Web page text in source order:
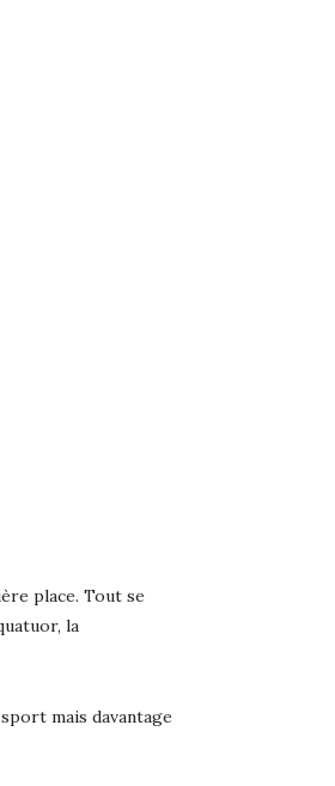
place. Tout se
la
mais davantage